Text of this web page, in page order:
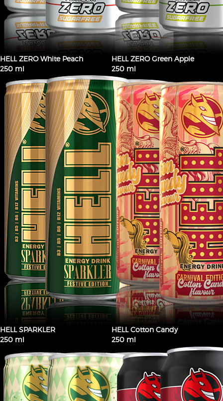
HELL ZERO White Peach
250 ml
HELL ZERO Green Apple
250 ml
HELL SPARKLER
250 ml
HELL Cotton Candy
250 ml